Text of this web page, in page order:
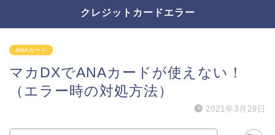
クレジットカードエラー
ANAカード
マカDXでANAカードが使えない！
（エラー時の対処方法）
2021年3月29日